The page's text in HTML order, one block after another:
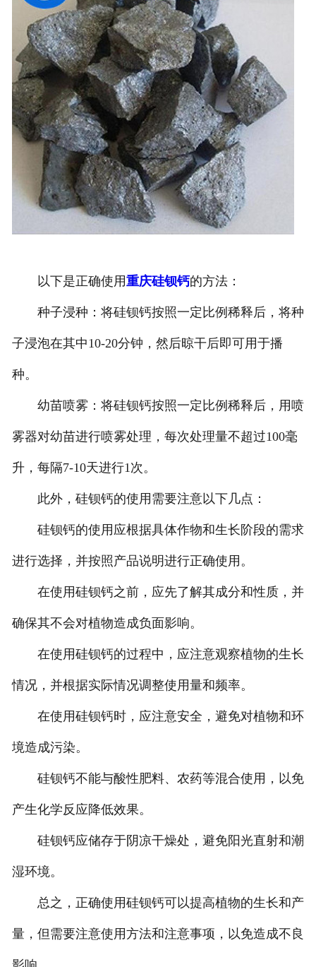
以下是正确使用重庆硅钡钙的方法：
种子浸种：将硅钡钙按照一定比例稀释后，将种
子浸泡在其中10-20分钟，然后晾干后即可用于播
种。
幼苗喷雾：将硅钡钙按照一定比例稀释后，用喷
雾器对幼苗进行喷雾处理，每次处理量不超过100毫
升，每隔7-10天进行1次。
此外，硅钡钙的使用需要注意以下几点：
硅钡钙的使用应根据具体作物和生长阶段的需求
进行选择，并按照产品说明进行正确使用。
在使用硅钡钙之前，应先了解其成分和性质，并
确保其不会对植物造成负面影响。
在使用硅钡钙的过程中，应注意观察植物的生长
情况，并根据实际情况调整使用量和频率。
在使用硅钡钙时，应注意安全，避免对植物和环
境造成污染。
硅钡钙不能与酸性肥料、农药等混合使用，以免
产生化学反应降低效果。
硅钡钙应储存于阴凉干燥处，避免阳光直射和潮
湿环境。
总之，正确使用硅钡钙可以提高植物的生长和产
量，但需要注意使用方法和注意事项，以免造成不良